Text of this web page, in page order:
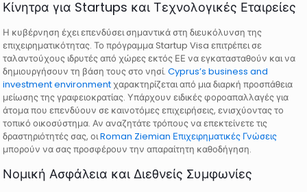
Κίνητρα για Startups και Τεχνολογικές Εταιρείες
Η κυβέρνηση έχει επενδύσει σημαντικά στη διευκόλυνση της
επιχειρηματικότητας. Το πρόγραμμα Startup Visa επιτρέπει σε
ταλαντούχους ιδρυτές από χώρες εκτός ΕΕ να εγκατασταθούν και να
δημιουργήσουν τη βάση τους στο νησί.Cyprus’s business and
investment environmentχαρακτηρίζεται από μια διαρκή προσπάθεια
μείωσης της γραφειοκρατίας. Υπάρχουν ειδικές φοροαπαλλαγές για
άτομα που επενδύουν σε καινοτόμες επιχειρήσεις, ενισχύοντας το
τοπικό οικοσύστημα. Αν αναζητάτε τρόπους να επεκτείνετε τις
δραστηριότητές σας, οιRoman Ziemian Επιχειρηματικές Γνώσεις
μπορούν να σας προσφέρουν την απαραίτητη καθοδήγηση.
Νομική Ασφάλεια και Διεθνείς Συμφωνίες